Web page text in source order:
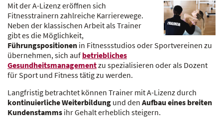
Mit der A-Lizenz eröffnen sich
Fitnesstrainern zahlreiche Karrierewege.
Neben der klassischen Arbeit als Trainer
gibt es die Möglichkeit,
Führungspositionen in Fitnessstudios oder Sportvereinen zu
übernehmen, sich auf betriebliches
Gesundheitsmanagementzu spezialisieren oder als Dozent
für Sport und Fitness tätig zu werden.
Langfristig betrachtet können Trainer mit A-Lizenz durch
kontinuierliche Weiterbildung und den Aufbau eines breiten
Kundenstamms ihr Gehalt erheblich steigern.